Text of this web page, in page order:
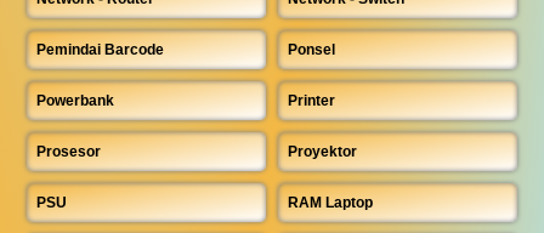
Pemindai Barcode Ponsel
Powerbank Printer
Prosesor Proyektor
PSU RAM Laptop